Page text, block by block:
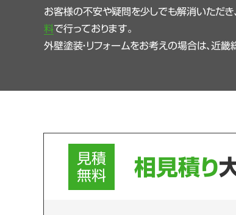
お客様の不安や疑問を少しでも解消いただき
料で行っております。
外壁塗装・リフォームをお考えの場合は、近
見積
無料
相見積り